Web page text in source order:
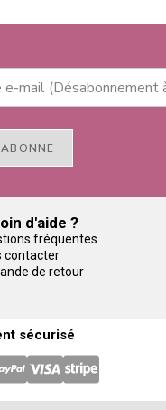
d'aide ?
fréquentes
contacter
de retour
sécurisé